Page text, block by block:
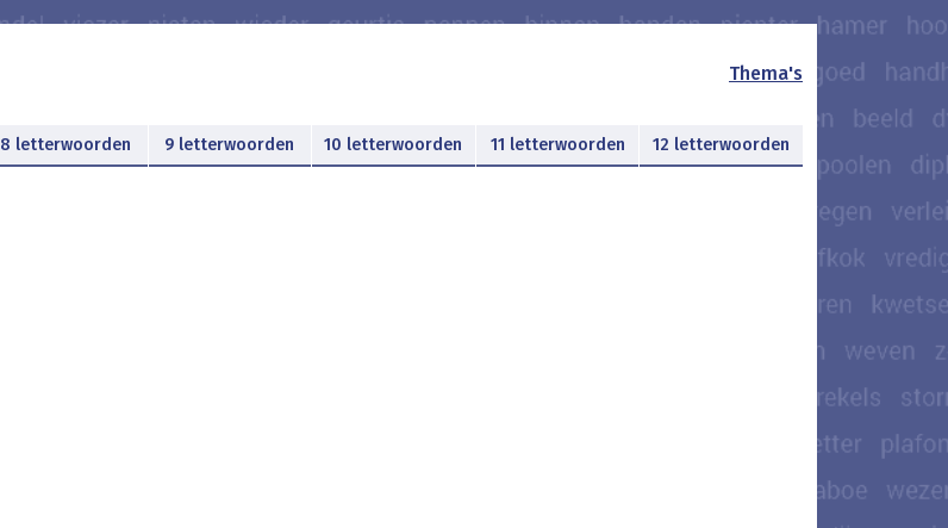
Thema's
8 letterwoorden 9 letterwoorden 10 letterwoorden 11 letterwoorden 12 letterwoorden